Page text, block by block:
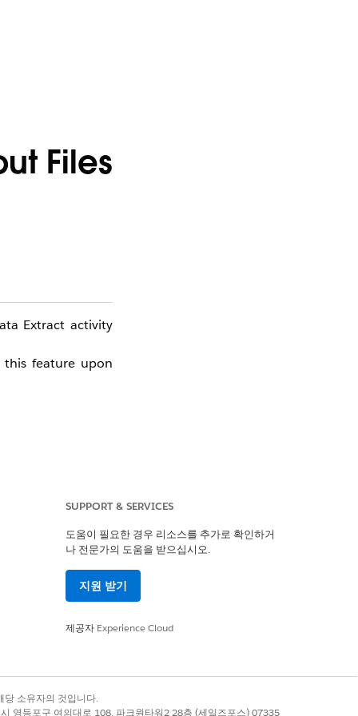
Files
Extract activity
feature upon
SUPPORT & SERVICES
도움이 필요한 경우 리소스를 추가로 확인하거
나 전문가의 도움을 받으십시오.
지원 받기
제공자 Experience Cloud
소유자의 것입니다.
영등포구 여의대로 108, 파크원타워2 28층 (세일즈포스) 07335